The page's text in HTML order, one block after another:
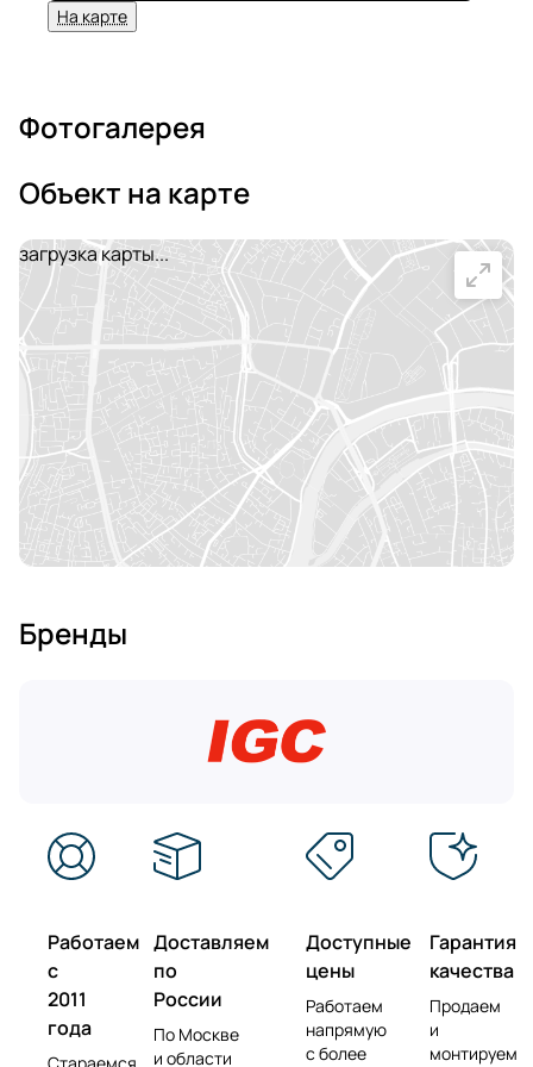
На карте
Фотогалерея
Объект на карте
загрузка карты...
Бренды
Работаем
с
2011
года
Доставляем
по
России
По Москве
и области
Доступные
цены
Работаем
напрямую
с более
Гарантия
качества
Продаем
и
монтируем